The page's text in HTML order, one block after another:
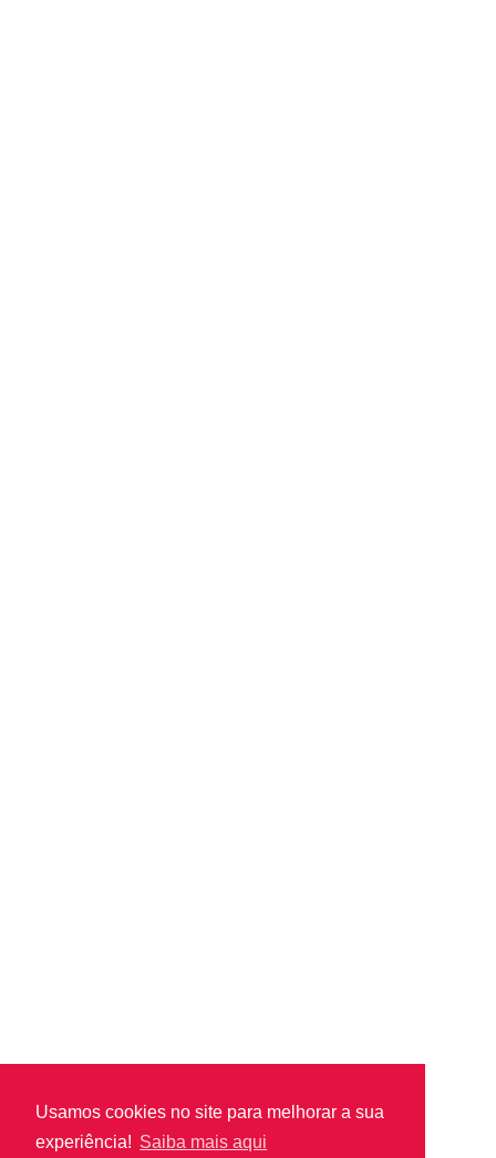
Usamos cookies no site para melhorar a sua
experiência! Saiba mais aqui